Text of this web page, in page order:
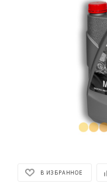
В ИЗБРАННОЕ